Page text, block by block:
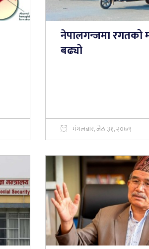
नेपालगन्जमा रगतको
बढ्यो
मंगलबार, जेठ ३१, २०७९